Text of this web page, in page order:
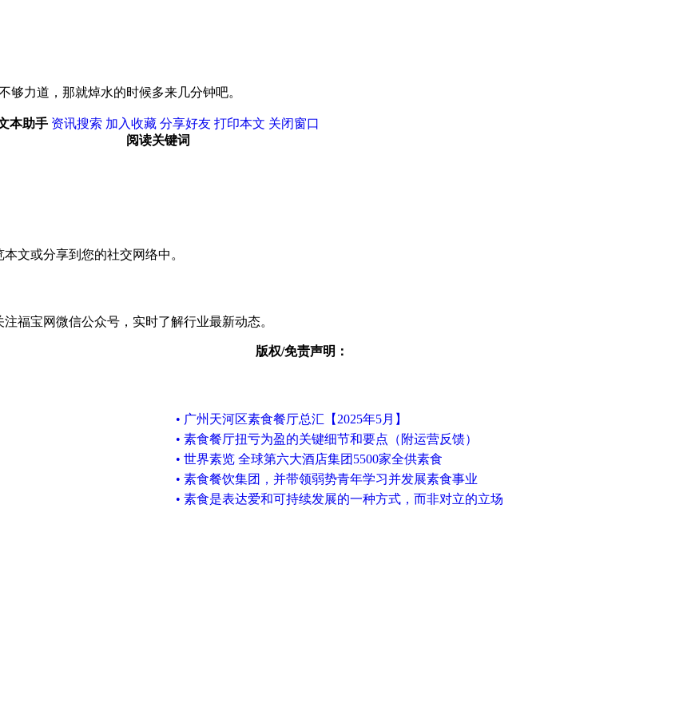
力道，那就焯水的时候多来几分钟吧。
本助手 资讯搜索 加入收藏 分享好友 打印本文 关闭窗口
阅读关键词
文或分享到您的社交网络中。
福宝网微信公众号，实时了解行业最新动态。
版权/免责声明：
• 广州天河区素食餐厅总汇【2025年5月】
• 素食餐厅扭亏为盈的关键细节和要点（附运营反馈）
• 世界素览 全球第六大酒店集团5500家全供素食
• 素食餐饮集团，并带领弱势青年学习并发展素食事业
• 素食是表达爱和可持续发展的一种方式，而非对立的立场